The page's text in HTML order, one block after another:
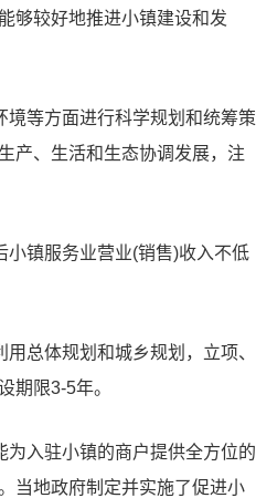
够较好地推进小镇建设和发
等方面进行科学规划和统筹策
产、生活和生态协调发展，注
小镇服务业营业(销售)收入不低
总体规划和城乡规划， 立项、
期限3-5年。
入驻小镇的商户提供全方位的
当地政府制定并实施了促进小